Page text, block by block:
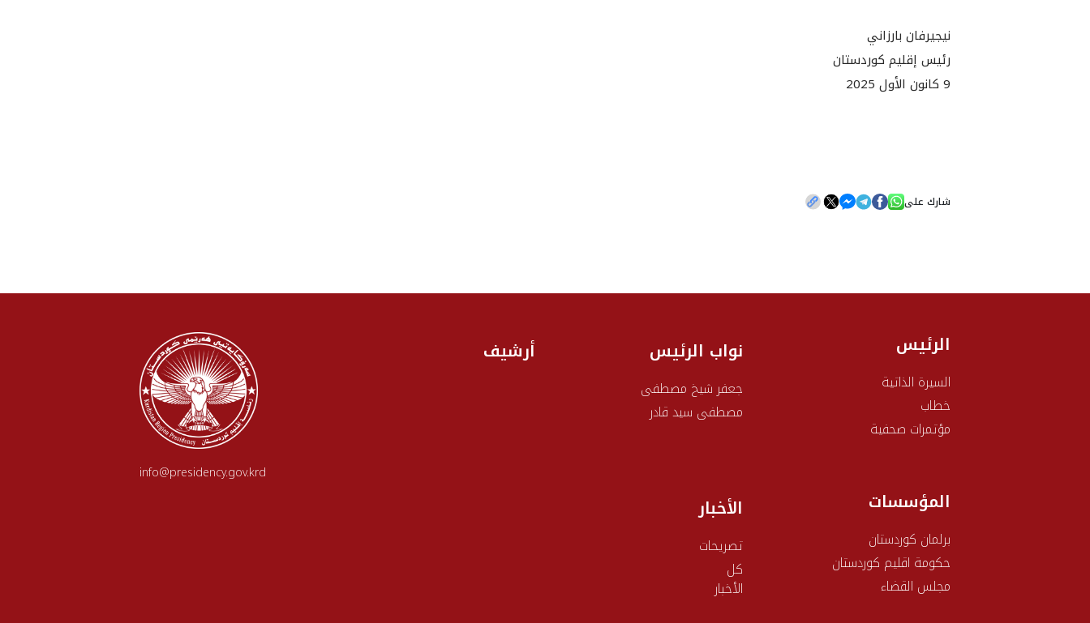
نيجيرفان بارزاني
رئيس إقليم كوردستان
9 كانون الأول 2025
شارك على
الرئيس
السيرة الذاتية
خطاب
مؤتمرات صحفية
المؤسسات
برلمان كوردستان
حکومة اقليم كوردستان
مجلس القضاء
نواب الرئيس
جعفر شيخ مصطفى
مصطفى سيد قادر
الأخبار
تصريحات
كل
الأخبار
أرشيف
info@presidency.gov.krd